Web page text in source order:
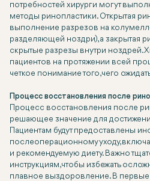
потребностей хирурги могут
методы ринопластики. Открытая
выполнение разрезов на
разделяющей ноздри), а закрытая
скрытые разрезы внутри ноздрей.
пациентов на протяжении всей
четкое понимание того, чего
Процесс восстановления после
Процесс восстановления после
решающее значение для
Пациентам будут предоставлены
послеоперационному уходу,
и рекомендуемую диету. Важно
инструкциям, чтобы избежать
плавное выздоровление. В первые